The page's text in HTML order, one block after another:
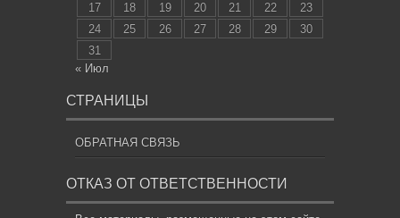
17
18 19 20 21 22
23
24
25 26 27 28 29
30
31
« Июл
СТРАНИЦЫ
ОБРАТНАЯ СВЯЗЬ
ОТКАЗ ОТ ОТВЕТСТВЕННОСТИ